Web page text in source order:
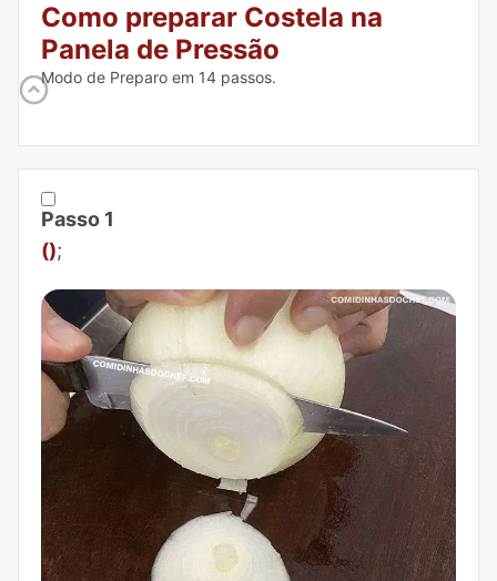
Como preparar Costela na
Panela de Pressão
Modo de Preparo em 14 passos.
Passo 1
Marcar Passo 1 como concluído
();